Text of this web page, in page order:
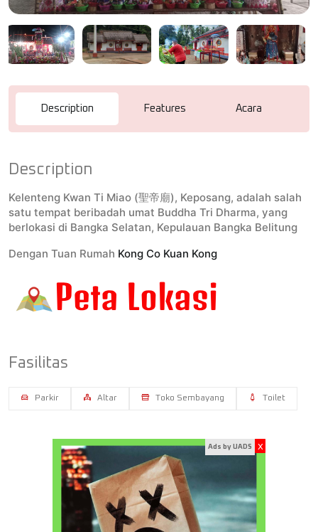
Description Features Acara
Description
Kelenteng Kwan Ti Miao (聖帝廟), Keposang, adalah salah
satu tempat beribadah umat Buddha Tri Dharma, yang
berlokasi di Bangka Selatan, Kepulauan Bangka Belitung
Dengan Tuan Rumah Kong Co Kuan Kong
Fasilitas
Parkir Altar Toko Sembayang Toilet
Ads by UADS x